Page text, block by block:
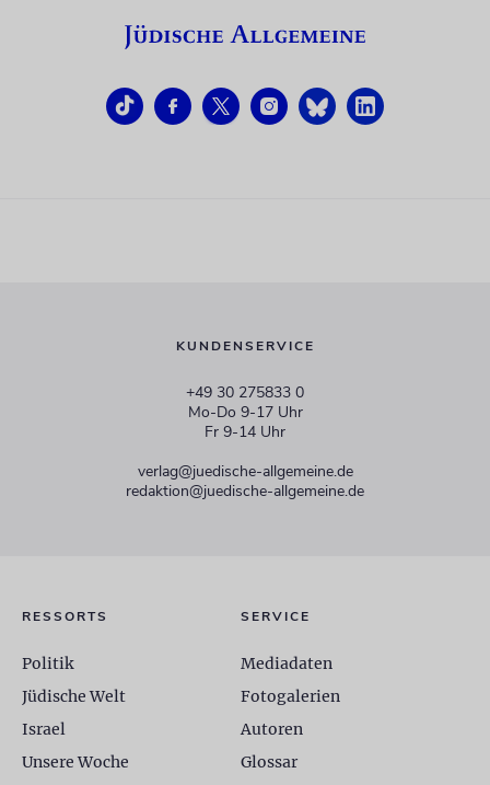
KUNDENSERVICE
+49 30 275833 0
Mo-Do 9-17 Uhr
Fr 9-14 Uhr
verlag@juedische-allgemeine.de
redaktion@juedische-allgemeine.de
RESSORTS
Politik
Jüdische Welt
Israel
Unsere Woche
SERVICE
Mediadaten
Fotogalerien
Autoren
Glossar